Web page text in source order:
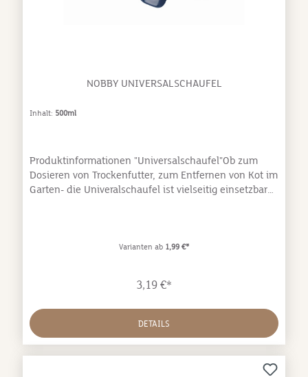
NOBBY UNIVERSALSCHAUFEL
Inhalt: 500ml
Produktinformationen "Universalschaufel"Ob zum
Dosieren von Trockenfutter, zum Entfernen von Kot im
Garten- die Univeralschaufel ist vielseitig einsetzbar
Varianten ab 1,99 €*
3,19 €*
DETAILS